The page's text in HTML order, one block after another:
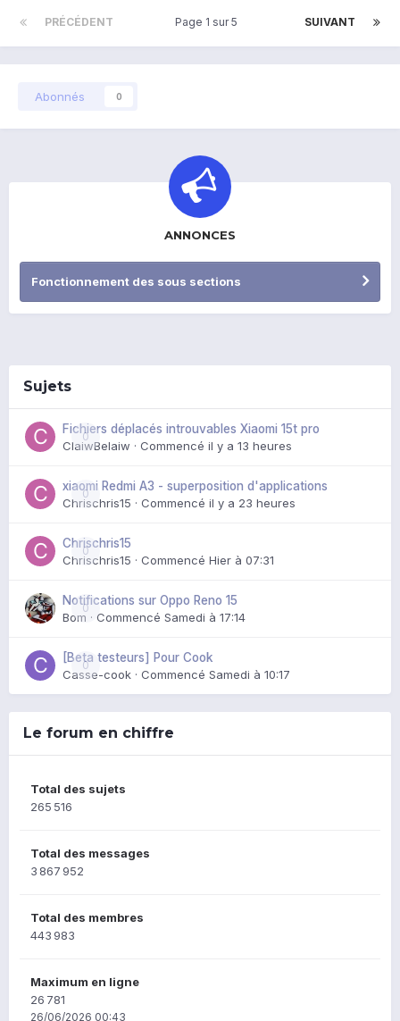
PRÉCÉDENT SUIVANT
Page 1 sur 5
Abonnés 0
ANNONCES
Fonctionnement des sous sections
Sujets
0
Fichiers déplacés introuvables Xiaomi 15t pro
ClaiwBelaiw · Commencé il y a 13 heures
0
xiaomi Redmi A3 - superposition d'applications
Chrischris15 · Commencé il y a 23 heures
0
Chrischris15
Chrischris15 · Commencé Hier à 07:31
0
Notifications sur Oppo Reno 15
Bom · Commencé Samedi à 17:14
0
[Beta testeurs] Pour Cook
Casse-cook · Commencé Samedi à 10:17
Le forum en chiffre
Total des sujets
265 516
Total des messages
3 867 952
Total des membres
443 983
Maximum en ligne
26 781
26/06/2026 00:43